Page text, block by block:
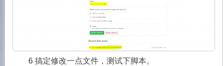
6 搞定修改一点文件，测试下脚本。